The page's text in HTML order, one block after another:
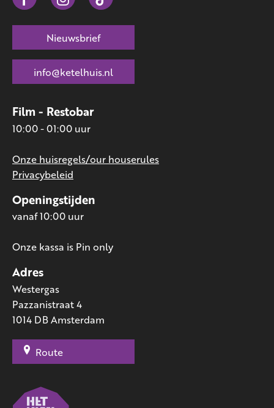
Adres
Westergas
Pazzanistraat 4
1014 DB Amsterdam
Route
Openingstijden
vanaf 10:00 uur
Onze kassa is Pin only
Film - Restobar
10:00 - 01:00 uur
Onze huisregels/our houserules
Privacybeleid
Nieuwsbrief
info@ketelhuis.nl